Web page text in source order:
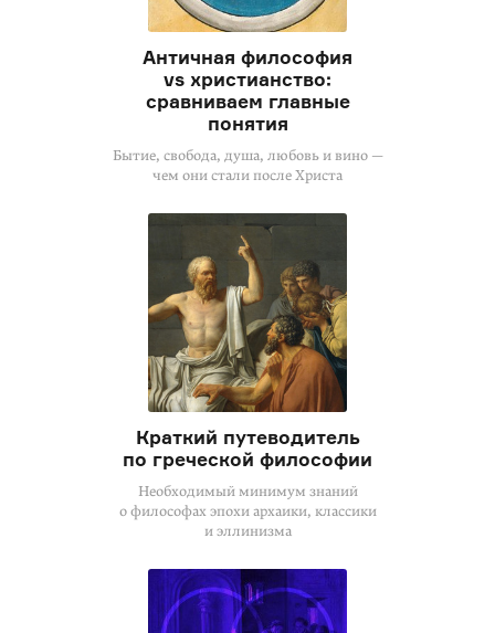
Античная философия
vs христианство:
сравниваем главные
понятия
Бытие, свобода, душа, любовь и вино —
чем они стали после Христа
Краткий путеводитель
по греческой философии
Необходимый минимум знаний
о философах эпохи архаики, классики
и эллинизма